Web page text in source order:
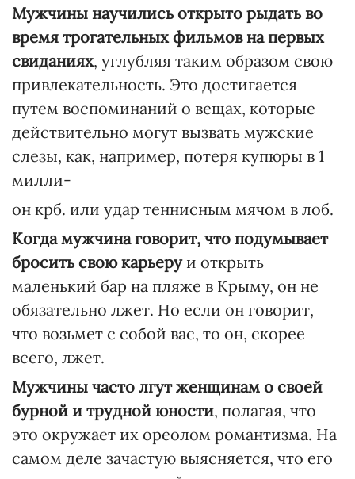
Мужчины научились открыто рыдать во
время трогательных фильмов на первых
свиданиях, углубляя таким образом свою
привлекательность. Это достигается
путем воспоминаний о вещах, которые
действительно могут вызвать мужские
слезы, как, например, потеря купюры в 1
милли-
он крб. или удар теннисным мячом в лоб.
Когда мужчина говорит, что подумывает
бросить свою карьеруи открыть
маленький бар на пляже в Крыму, он не
обязательно лжет. Но если он говорит,
что возьмет с собой вас, то он, скорее
всего, лжет.
Мужчины часто лгут женщинам о своей
бурной и трудной юности, полагая, что
это окружает их ореолом романтизма. На
самом деле зачастую выясняется, что его